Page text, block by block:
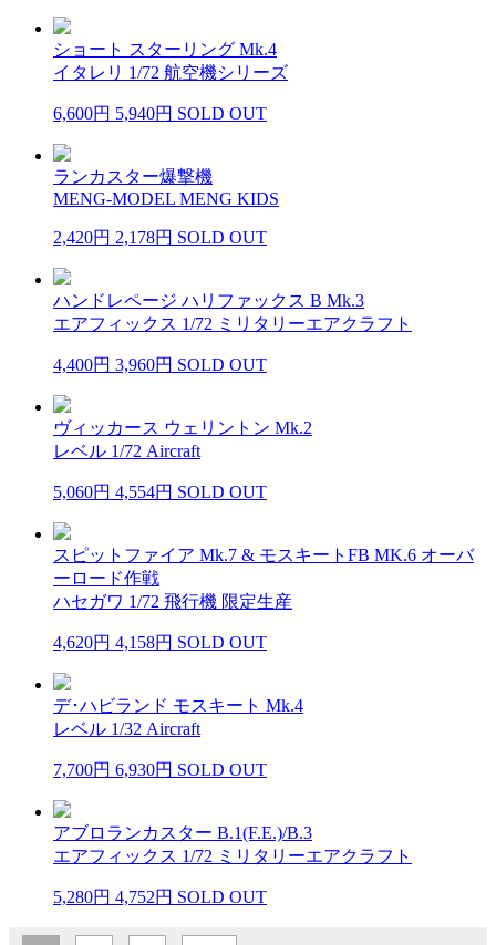
ショート スターリング Mk.4
イタレリ 1/72 航空機シリーズ
6,600円 5,940円 SOLD OUT
ランカスター爆撃機
MENG-MODEL MENG KIDS
2,420円 2,178円 SOLD OUT
ハンドレページ ハリファックス B Mk.3
エアフィックス 1/72 ミリタリーエアクラフト
4,400円 3,960円 SOLD OUT
ヴィッカース ウェリントン Mk.2
レベル 1/72 Aircraft
5,060円 4,554円 SOLD OUT
スピットファイア Mk.7 & モスキートFB MK.6 オーバ
ーロード作戦
ハセガワ 1/72 飛行機 限定生産
4,620円 4,158円 SOLD OUT
デ･ハビランド モスキート Mk.4
レベル 1/32 Aircraft
7,700円 6,930円 SOLD OUT
アブロランカスター B.1(F.E.)/B.3
エアフィックス 1/72 ミリタリーエアクラフト
5,280円 4,752円 SOLD OUT